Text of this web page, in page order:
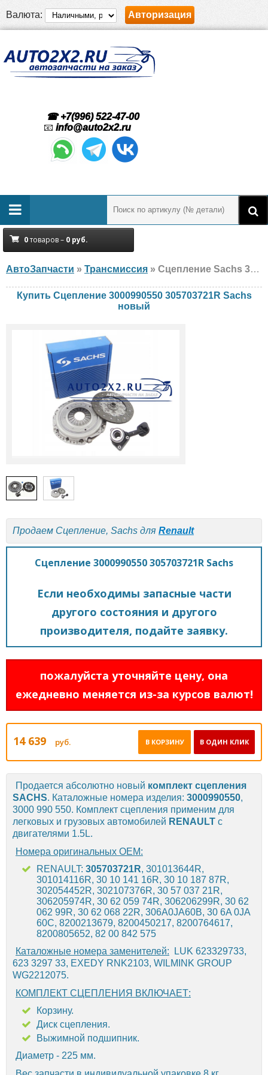
Валюта: Авторизация
☎ +7(996) 522-47-00
📧 info@auto2x2.ru
0товаров – 0 руб.
АвтоЗапчасти » Трансмиссия » Сцепление Sachs 3000990550 305703721R Renault, новый
Купить Сцепление 3000990550 305703721R Sachs
новый
Продаем Сцепление, Sachs для Renault
Сцепление 3000990550 305703721R Sachs
Если необходимы запасные части
другого состояния и другого
производителя, подайте заявку.
пожалуйста уточняйте цену, она
ежедневно меняется из-за курсов валют!
14 639 руб. В ОДИН КЛИК
В КОРЗИНУ
Продается абсолютно новый комплект сцепления
SACHS. Каталожные номера изделия: 3000990550,
3000 990 550. Комплект сцепления применим для
легковых и грузовых автомобилей RENAULT с
двигателями 1.5L.
Номера оригинальных OEM:
RENAULT: 305703721R, 301013644R,
301014116R, 30 10 141 16R, 30 10 187 87R,
302054452R, 302107376R, 30 57 037 21R,
306205974R, 30 62 059 74R, 306206299R, 30 62
062 99R, 30 62 068 22R, 306A0JA60B, 30 6A 0JA
60C, 8200213679, 8200450217, 8200764617,
8200805652, 82 00 842 575
Каталожные номера заменителей: LUK 623329733,
623 3297 33, EXEDY RNK2103, WILMINK GROUP
WG2212075.
КОМПЛЕКТ СЦЕПЛЕНИЯ ВКЛЮЧАЕТ:
Корзину.
Диск сцепления.
Выжимной подшипник.
Диаметр - 225 мм.